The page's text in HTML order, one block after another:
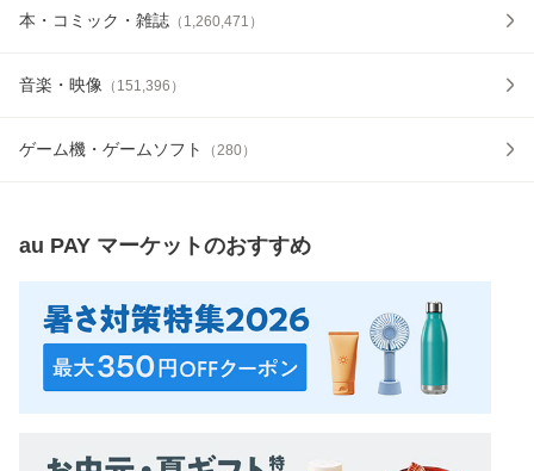
本・コミック・雑誌 （ 1,260,471 ）
音楽・映像 （ 151,396 ）
ゲーム機・ゲームソフト （280）
au PAY マーケットのおすすめ